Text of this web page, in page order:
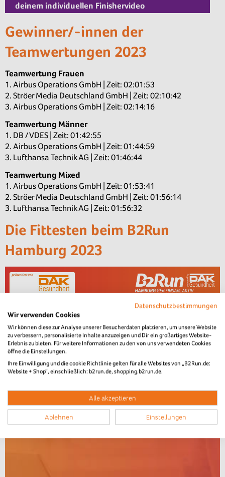
deinem individuellen Finishervideo
Gewinner/-innen der
Teamwertungen 2023
Teamwertung Frauen
1. Airbus Operations GmbH | Zeit: 02:01:53
2. Ströer Media Deutschland GmbH | Zeit: 02:10:42
3. Airbus Operations GmbH | Zeit: 02:14:16
Teamwertung Männer
1. DB / VDES | Zeit: 01:42:55
2. Airbus Operations GmbH | Zeit: 01:44:59
3. Lufthansa Technik AG | Zeit: 01:46:44
Teamwertung Mixed
1. Airbus Operations GmbH | Zeit: 01:53:41
2. Ströer Media Deutschland GmbH | Zeit: 01:56:14
3. Lufthansa Technik AG | Zeit: 01:56:32
Die Fittesten beim B2Run
Hamburg 2023
Datenschutzbestimmungen
Wir verwenden Cookies
Wir können diese zur Analyse unserer Besucherdaten platzieren, um unsere Website
zu verbessern, personalisierte Inhalte anzuzeigen und Dir ein großartiges Website-
Erlebnis zu bieten. Für weitere Informationen zu den von uns verwendeten Cookies
öffne die Einstellungen.
Ihre Einwilligung und die cookie Richtlinie gelten für alle Websites von „B2Run.de:
Website + Shop“, einschließlich: b2run.de, shopping.b2run.de.
Alle akzeptieren
Ablehnen Einstellungen